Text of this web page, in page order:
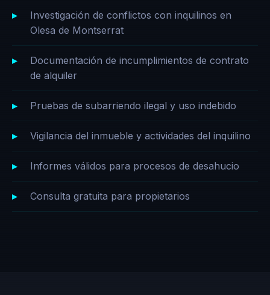
Investigación de conflictos con inquilinos en
Olesa de Montserrat
Documentación de incumplimientos de contrato
de alquiler
Pruebas de subarriendo ilegal y uso indebido
Vigilancia del inmueble y actividades del inquilino
Informes válidos para procesos de desahucio
Consulta gratuita para propietarios